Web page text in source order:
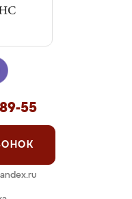
55